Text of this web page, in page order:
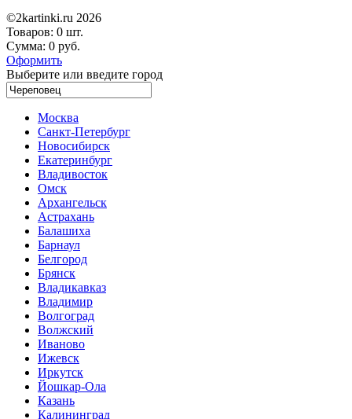
©2kartinki.ru 2026
Товаров: 0 шт.
Сумма: 0 руб.
Оформить
Выберите или введите город
Москва
Санкт-Петербург
Новосибирск
Екатеринбург
Владивосток
Омск
Архангельск
Астрахань
Балашиха
Барнаул
Белгород
Брянск
Владикавказ
Владимир
Волгоград
Волжский
Иваново
Ижевск
Иркутск
Йошкар-Ола
Казань
Калининград